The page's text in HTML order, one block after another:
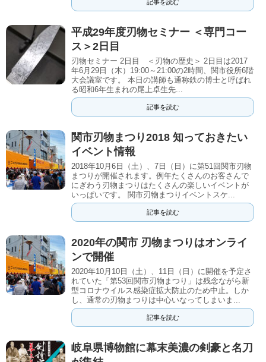
記事を読む
平成29年度刃物セミナー ＜専門コー
ス＞2日目
刃物セミナー 2日目 ＜刃物の歴史＞ 2日目は2017
年6月29日（木）19:00～21:00の2時間、関市役所6階
大会議室です。 本日の講師も通称鉄の博士と呼ばれ
る昭和6年生まれの尾上卓生先...
記事を読む
関市刃物まつり2018 知っておきたい
イベント情報
2018年10月6日（土）、7日（日）に第51回関市刃物
まつりが開催されます。例年たくさんのお客さんで
にぎわう刃物まつりはたくさんの楽しいイベントが
いっぱいです。 関市刃物まつりイベントスケ...
記事を読む
2020年の関市 刃物まつりはオンライ
ンで開催
2020年10月10日（土）、11日（日）に開催を予定さ
れていた「第53回関市刃物まつり」は残念ながら新
型コロナウイルス感染症拡大防止のため中止。しか
し、通常の刃物まつりは中心いなってしまいま...
記事を読む
岐阜県博物館に幕末美濃の剣豪と名刀